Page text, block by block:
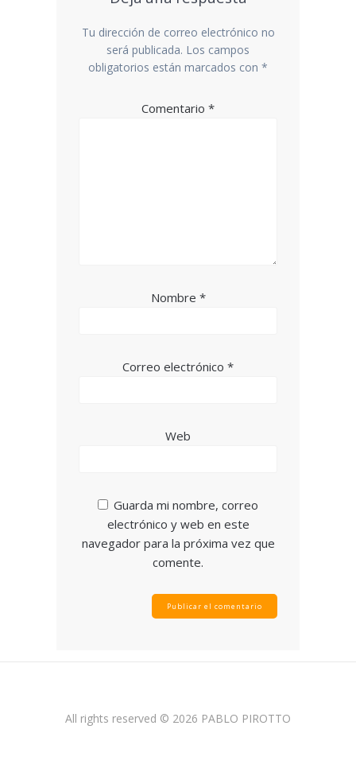
Tu dirección de correo electrónico no
será publicada. Los campos
obligatorios están marcados con *
Comentario *
Nombre *
Correo electrónico *
Web
Guarda mi nombre, correo
electrónico y web en este
navegador para la próxima vez que
comente.
All rights reserved © 2026 PABLO PIROTTO